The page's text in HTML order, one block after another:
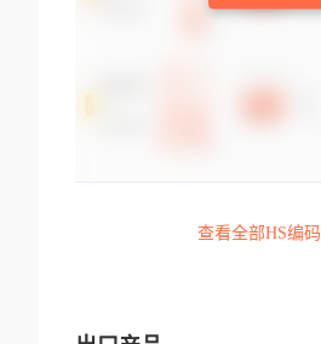
查看全部HS编码